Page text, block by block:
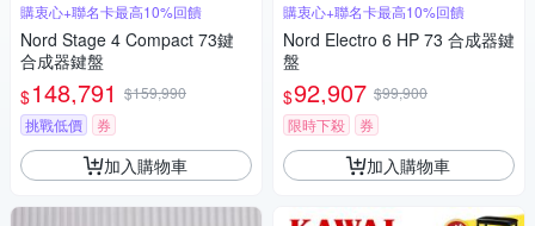
購衷心+聯名卡最高10%回饋
Nord Stage 4 Compact 73鍵
合成器鍵盤
$148,791 $159,990
挑戰低價
券
加入購物車
購衷心+聯名卡最高10%回饋
Nord Electro 6 HP 73 合成器鍵
盤
$92,907 $99,900
限時下殺
券
加入購物車